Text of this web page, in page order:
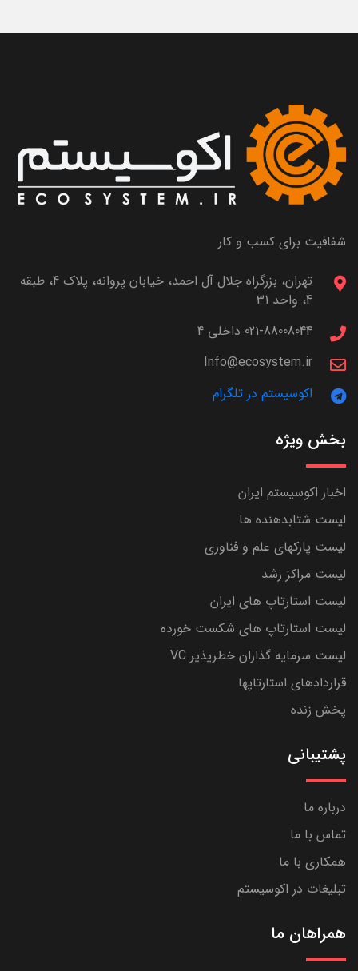
شفافیت برای کسب و کار
تهران، بزرگراه جلال آل احمد، خیابان پروانه، پلاک 4، طبقه
4، واحد 31
021-88008044 داخلی 4
Info@ecosystem.ir
اکوسیستم در تلگرام
بخش ویژه
اخبار اکوسیستم ایران
لیست شتابدهنده ها
لیست پارکهای علم و فناوری
لیست مراکز رشد
لیست استارتاپ های ایران
لیست استارتاپ های شکست خورده
لیست سرمایه گذاران خطرپذیر VC
قراردادهای استارتاپها
پخش زنده
پشتیبانی
درباره ما
تماس با ما
همکاری با ما
تبلیغات در اکوسیستم
همراهان ما